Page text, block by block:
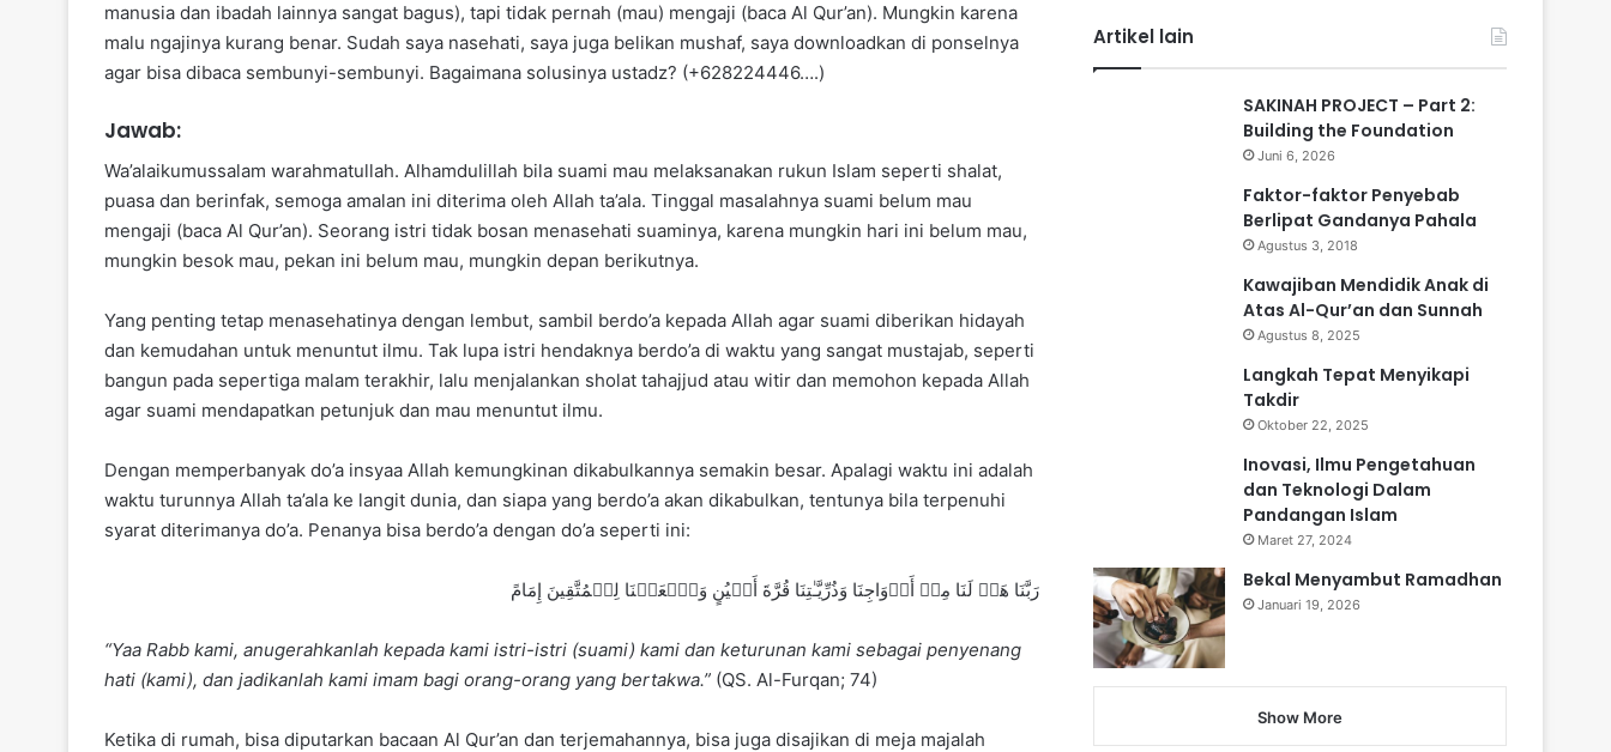
manusia dan ibadah lainnya sangat bagus), tapi tidak pernah (mau) mengaji (baca Al Qur’an). Mungkin karena
malu ngajinya kurang benar. Sudah saya nasehati, saya juga belikan mushaf, saya downloadkan di ponselnya
agar bisa dibaca sembunyi-sembunyi. Bagaimana solusinya ustadz? (+628224446….)
Jawab:
Wa’alaikumussalam warahmatullah. Alhamdulillah bila suami mau melaksanakan rukun Islam seperti shalat,
puasa dan berinfak, semoga amalan ini diterima oleh Allah ta’ala. Tinggal masalahnya suami belum mau
mengaji (baca Al Qur’an). Seorang istri tidak bosan menasehati suaminya, karena mungkin hari ini belum mau,
mungkin besok mau, pekan ini belum mau, mungkin depan berikutnya.
Yang penting tetap menasehatinya dengan lembut, sambil berdo’a kepada Allah agar suami diberikan hidayah
dan kemudahan untuk menuntut ilmu. Tak lupa istri hendaknya berdo’a di waktu yang sangat mustajab, seperti
bangun pada sepertiga malam terakhir, lalu menjalankan sholat tahajjud atau witir dan memohon kepada Allah
agar suami mendapatkan petunjuk dan mau menuntut ilmu.
Dengan memperbanyak do’a insyaa Allah kemungkinan dikabulkannya semakin besar. Apalagi waktu ini adalah
waktu turunnya Allah ta’ala ke langit dunia, dan siapa yang berdo’a akan dikabulkan, tentunya bila terpenuhi
syarat diterimanya do’a. Penanya bisa berdo’a dengan do’a seperti ini:
رَبَّنَا هَبۡ لَنَا مِنۡ أَزۡوَاجِنَا وَذُرِّیَّـٰتِنَا قُرَّةَ أَعۡیُنٍ وَٱجۡعَلۡنَا لِلۡمُتَّقِینَ إِمَامً
“Yaa Rabb kami, anugerahkanlah kepada kami istri-istri (suami) kami dan keturunan kami sebagai penyenang
hati (kami), dan jadikanlah kami imam bagi orang-orang yang bertakwa.” (QS. Al-Furqan; 74)
Ketika di rumah, bisa diputarkan bacaan Al Qur’an dan terjemahannya, bisa juga disajikan di meja majalah
Artikel lain
SAKINAH PROJECT – Part 2:
Building the Foundation
Juni 6, 2026
Faktor-faktor Penyebab
Berlipat Gandanya Pahala
Agustus 3, 2018
Kawajiban Mendidik Anak di
Atas Al-Qur’an dan Sunnah
Agustus 8, 2025
Langkah Tepat Menyikapi
Takdir
Oktober 22, 2025
Inovasi, Ilmu Pengetahuan
dan Teknologi Dalam
Pandangan Islam
Maret 27, 2024
Bekal Menyambut Ramadhan
Januari 19, 2026
Show More